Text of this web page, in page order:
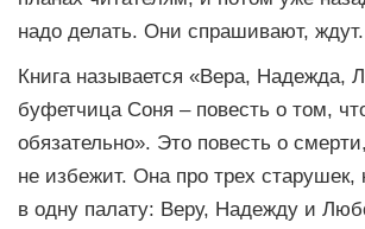
надо делать. Они спрашивают, ждут.
Книга называется «Вера, Надежда,
буфетчица Соня – повесть о том,
обязательно». Это повесть о
не избежит. Она про трех старушек,
в одну палату: Веру, Надежду и